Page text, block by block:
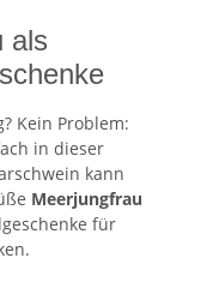
als
Kein Problem:
in dieser
kann
Meerjungfrau
für